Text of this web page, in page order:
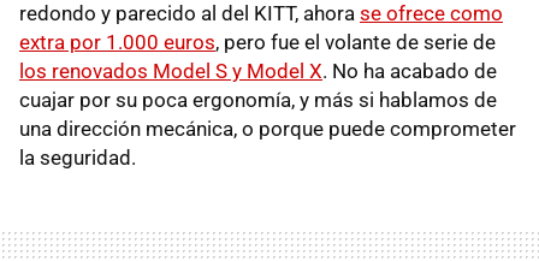
redondo y parecido al del KITT, ahora se ofrece como
extra por 1.000 euros, pero fue el volante de serie de
los renovados Model S y Model X. No ha acabado de
cuajar por su poca ergonomía, y más si hablamos de
una dirección mecánica, o porque puede comprometer
la seguridad.